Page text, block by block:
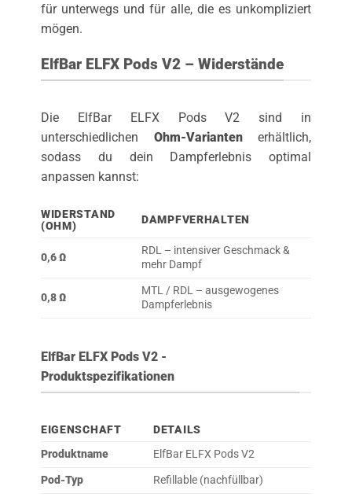
für unterwegs und für alle, die es unkompliziert
mögen.
ElfBar ELFX Pods V2 – Widerstände
Die ElfBar ELFX Pods V2 sind in
unterschiedlichen Ohm-Variantenerhältlich,
sodass du dein Dampferlebnis optimal
anpassen kannst:
WIDERSTAND
(OHM)
DAMPFVERHALTEN
0,6 Ω
RDL – intensiver Geschmack &
mehr Dampf
0,8 Ω
MTL / RDL – ausgewogenes
Dampferlebnis
ElfBar ELFX Pods V2 -
Produktspezifikationen
EIGENSCHAFT
DETAILS
Produktname
ElfBar ELFX Pods V2
Pod-Typ
Refillable (nachfüllbar)